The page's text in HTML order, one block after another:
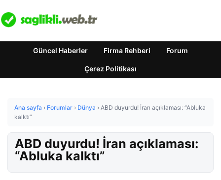
Güncel Haberler Firma Rehberi Forum
Çerez Politikası
Ana sayfa › Forumlar › Dünya › ABD duyurdu! İran açıklaması: “Abluka
kalktı”
ABD duyurdu! İran açıklaması:
“Abluka kalktı”